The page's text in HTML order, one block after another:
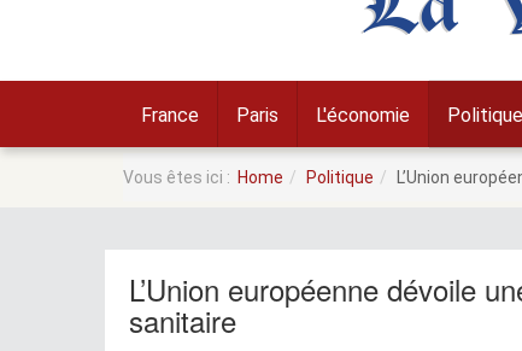
France Paris L'économie Politique
Vous êtes ici : Home Politique L’Union
L’Union européenne dévoile
sanitaire